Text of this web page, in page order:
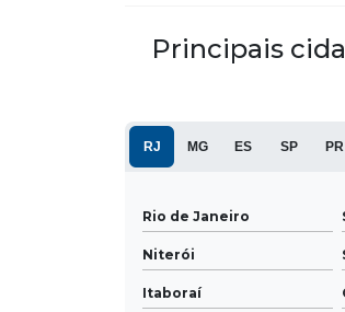
Principais
RJ MG ES SP PR
Rio de Janeiro
Niterói
Itaboraí